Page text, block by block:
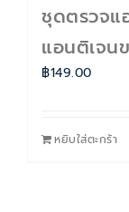
ชุดตรวจแ
แอนติเจน
฿149.00
หยิบใส่ตะกร้า